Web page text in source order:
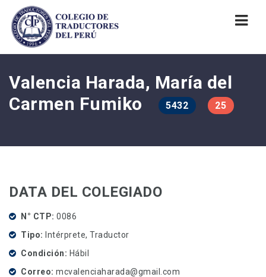
Valencia Harada, Marí­a del
Carmen Fumiko
5432 25
DATA DEL COLEGIADO
N° CTP 0086
Tipo Intérprete, Traductor
Condición
Hábil
Correo mcvalenciaharada@gmail.com